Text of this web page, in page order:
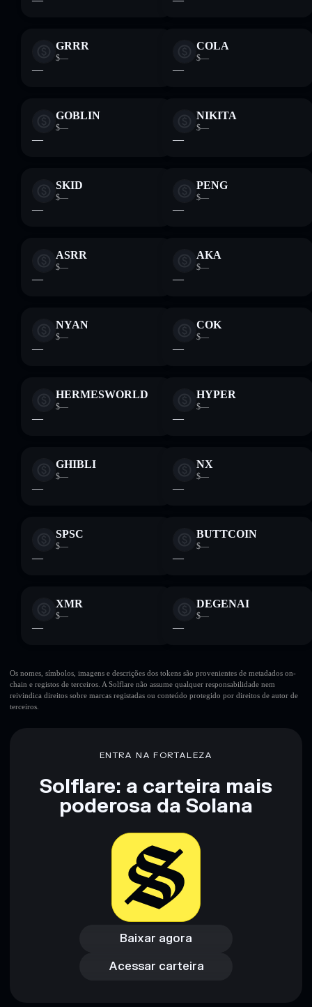
GRRR
$—
—
COLA
$—
—
GOBLIN
$—
—
NIKITA
$—
—
SKID
$—
—
PENG
$—
—
ASRR
$—
—
AKA
$—
—
NYAN
$—
—
COK
$—
—
HERMESWORLD
$—
—
HYPER
$—
—
GHIBLI
$—
—
NX
$—
—
SPSC
$—
—
BUTTCOIN
$—
—
XMR
$—
—
DEGENAI
$—
—
Os nomes, símbolos, imagens e descrições dos tokens são provenientes de metadados on-
chain e registos de terceiros. A Solflare não assume qualquer responsabilidade nem
reivindica direitos sobre marcas registadas ou conteúdo protegido por direitos de autor de
terceiros.
ENTRA NA FORTALEZA
Solflare: a carteira mais
poderosa da Solana
Baixar agora
Baixar agora
Acessar carteira
Acessar carteira